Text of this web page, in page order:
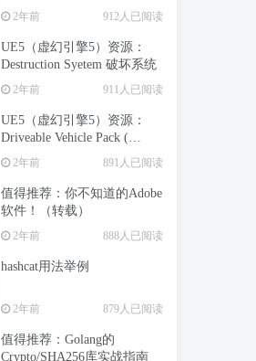
车
2年前 912人已阅读
UE5（虚幻引擎5）资源：
Destruction Syetem 破坏系统
2年前 911人已阅读
UE5（虚幻引擎5）资源：
Driveable Vehicle Pack (
REDUX ) 2.0 可驾驶汽车包
（支持到UE5.5）【推荐】
2年前 891人已阅读
值得推荐：你不知道的Adobe
软件！（转载）
2年前 888人已阅读
hashcat用法举例
2年前 879人已阅读
值得推荐：Golang的
Crypto/SHA256库实战指南